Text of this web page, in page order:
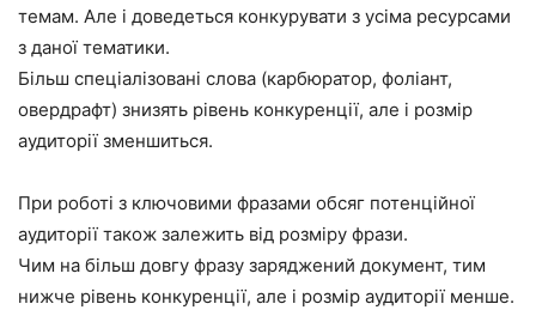
темам. Але і доведеться конкурувати з усіма ресурсами
з даної тематики.
Більш спеціалізовані слова (карбюратор, фоліант,
овердрафт) знизять рівень конкуренції, але і розмір
аудиторії зменшиться.
При роботі з ключовими фразами обсяг потенційної
аудиторії також залежить від розміру фрази.
Чим на більш довгу фразу заряджений документ, тим
нижче рівень конкуренції, але і розмір аудиторії менше.